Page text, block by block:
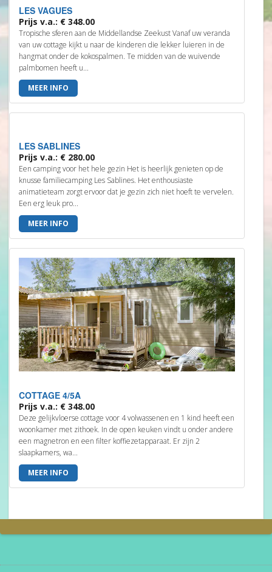
LES VAGUES
Prijs v.a.: € 348.00
Tropische sferen aan de Middellandse Zeekust Vanaf uw veranda
van uw cottage kijkt u naar de kinderen die lekker luieren in de
hangmat onder de kokospalmen. Te midden van de wuivende
palmbomen heeft u...
MEER INFO
LES SABLINES
Prijs v.a.: € 280.00
Een camping voor het hele gezin Het is heerlijk genieten op de
knusse familiecamping Les Sablines. Het enthousiaste
animatieteam zorgt ervoor dat je gezin zich niet hoeft te vervelen.
Een erg leuk pro...
MEER INFO
COTTAGE 4/5A
Prijs v.a.: € 348.00
Deze gelijkvloerse cottage voor 4 volwassenen en 1 kind heeft een
woonkamer met zithoek. In de open keuken vindt u onder andere
een magnetron en een filter koffiezetapparaat. Er zijn 2
slaapkamers, wa...
MEER INFO